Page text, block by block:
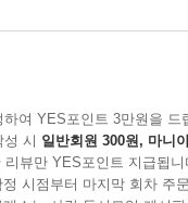
과세율을 높이겠다고
저자는 지옥고에 사는
아한다. “‘자기만의
여 YES포인트 3만원을 드
시 일반회원 300원, 마니
뷰만 YES포인트 지급됩니
시점부터 마지막 회차 주